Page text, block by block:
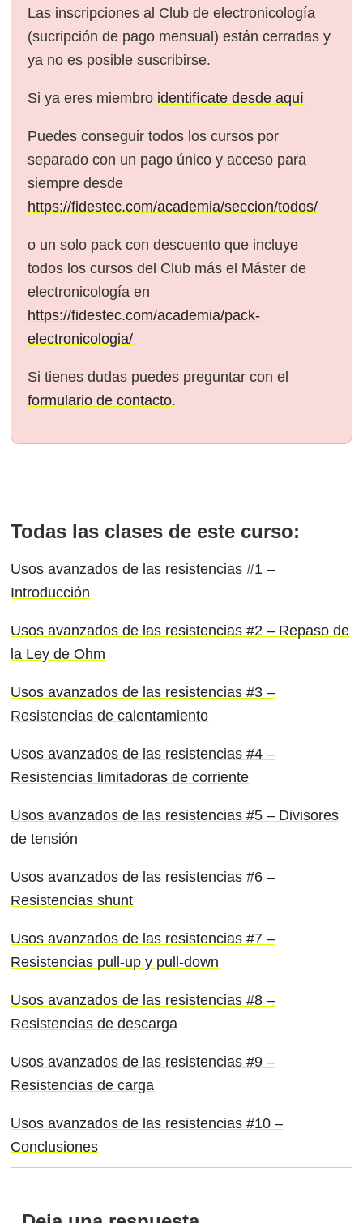
Las inscripciones al Club de electronicología
(sucripción de pago mensual) están cerradas y
ya no es posible suscribirse.
Si ya eres miembro identifícate desde aquí
Puedes conseguir todos los cursos por
separado con un pago único y acceso para
siempre desde
https://fidestec.com/academia/seccion/todos/
o un solo pack con descuento que incluye
todos los cursos del Club más el Máster de
electronicología en
https://fidestec.com/academia/pack-
electronicologia/
Si tienes dudas puedes preguntar con el
formulario de contacto.
Todas las clases de este curso:
Usos avanzados de las resistencias #1 –
Introducción
Usos avanzados de las resistencias #2 – Repaso de
la Ley de Ohm
Usos avanzados de las resistencias #3 –
Resistencias de calentamiento
Usos avanzados de las resistencias #4 –
Resistencias limitadoras de corriente
Usos avanzados de las resistencias #5 – Divisores
de tensión
Usos avanzados de las resistencias #6 –
Resistencias shunt
Usos avanzados de las resistencias #7 –
Resistencias pull-up y pull-down
Usos avanzados de las resistencias #8 –
Resistencias de descarga
Usos avanzados de las resistencias #9 –
Resistencias de carga
Usos avanzados de las resistencias #10 –
Conclusiones